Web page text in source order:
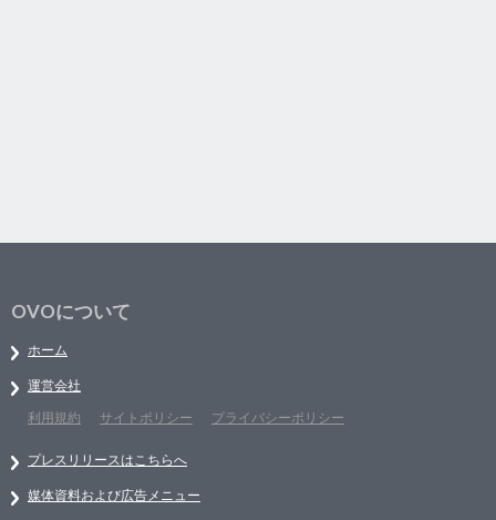
OVOについて
ホーム
運営会社
利用規約
サイトポリシー プライバシーポリシー
プレスリリースはこちらへ
媒体資料および広告メニュー